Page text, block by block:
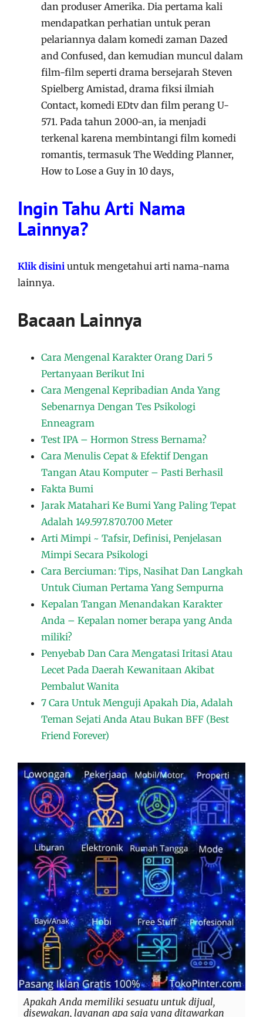
dan produser Amerika. Dia pertama kali
mendapatkan perhatian untuk peran
pelariannya dalam komedi zaman Dazed
and Confused, dan kemudian muncul dalam
film-film seperti drama bersejarah Steven
Spielberg Amistad, drama fiksi ilmiah
Contact, komedi EDtv dan film perang U-
571. Pada tahun 2000-an, ia menjadi
terkenal karena membintangi film komedi
romantis, termasuk The Wedding Planner,
How to Lose a Guy in 10 days,
Ingin Tahu Arti Nama
Lainnya?
Klik disini untuk mengetahui arti nama-nama
lainnya.
Bacaan Lainnya
Cara Mengenal Karakter Orang Dari 5
Pertanyaan Berikut Ini
Cara Mengenal Kepribadian Anda Yang
Sebenarnya Dengan Tes Psikologi
Enneagram
Test IPA – Hormon Stress Bernama?
Cara Menulis Cepat & Efektif Dengan
Tangan Atau Komputer – Pasti Berhasil
Fakta Bumi
Jarak Matahari Ke Bumi Yang Paling Tepat
Adalah 149.597.870.700 Meter
Arti Mimpi ~ Tafsir, Definisi, Penjelasan
Mimpi Secara Psikologi
Cara Berciuman: Tips, Nasihat Dan Langkah
Untuk Ciuman Pertama Yang Sempurna
Kepalan Tangan Menandakan Karakter
Anda – Kepalan nomer berapa yang Anda
miliki?
Penyebab Dan Cara Mengatasi Iritasi Atau
Lecet Pada Daerah Kewanitaan Akibat
Pembalut Wanita
7 Cara Untuk Menguji Apakah Dia, Adalah
Teman Sejati Anda Atau Bukan BFF (Best
Friend Forever)
Apakah Anda memiliki sesuatu untuk dijual,
disewakan, layanan apa saja yang ditawarkan